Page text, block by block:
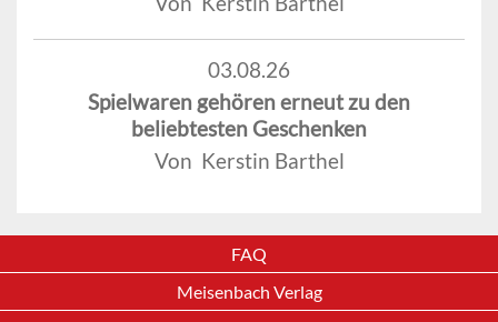
03.08.26
Spielwaren gehören erneut zu den
beliebtesten Geschenken
Von Kerstin Barthel
FAQ
Meisenbach Verlag